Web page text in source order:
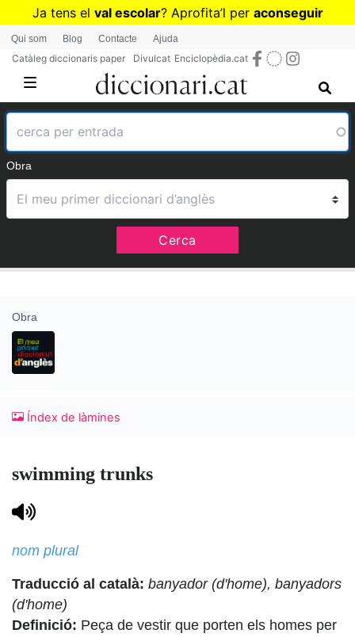
Vés
contingut
Ja tens el val escolar? Aprofita’l per aconseguir
diccionaris per a Primària o Secundària
Qui som Blog Contacte Ajuda
Catàleg diccionaris paper Divulcat Enciclopèdia.cat
Obra
Cerca
swimming trunks
nom plural
Traducció al català: banyador (d'home), banyadors
(d'home)
Definició: Peça de vestir que porten els homes per
Obra
Índex de làmines